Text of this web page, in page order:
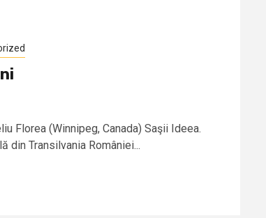
Florea (Winnipeg, Canada) Saşii Ideea.
din Transilvania României...